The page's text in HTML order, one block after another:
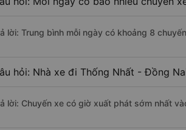
lời: Trung bình mỗi ngày có khoảng 8
hỏi: Nhà xe đi Thống Nhất - Đồng
lời: Chuyến xe có giờ xuất phát sớm nhất